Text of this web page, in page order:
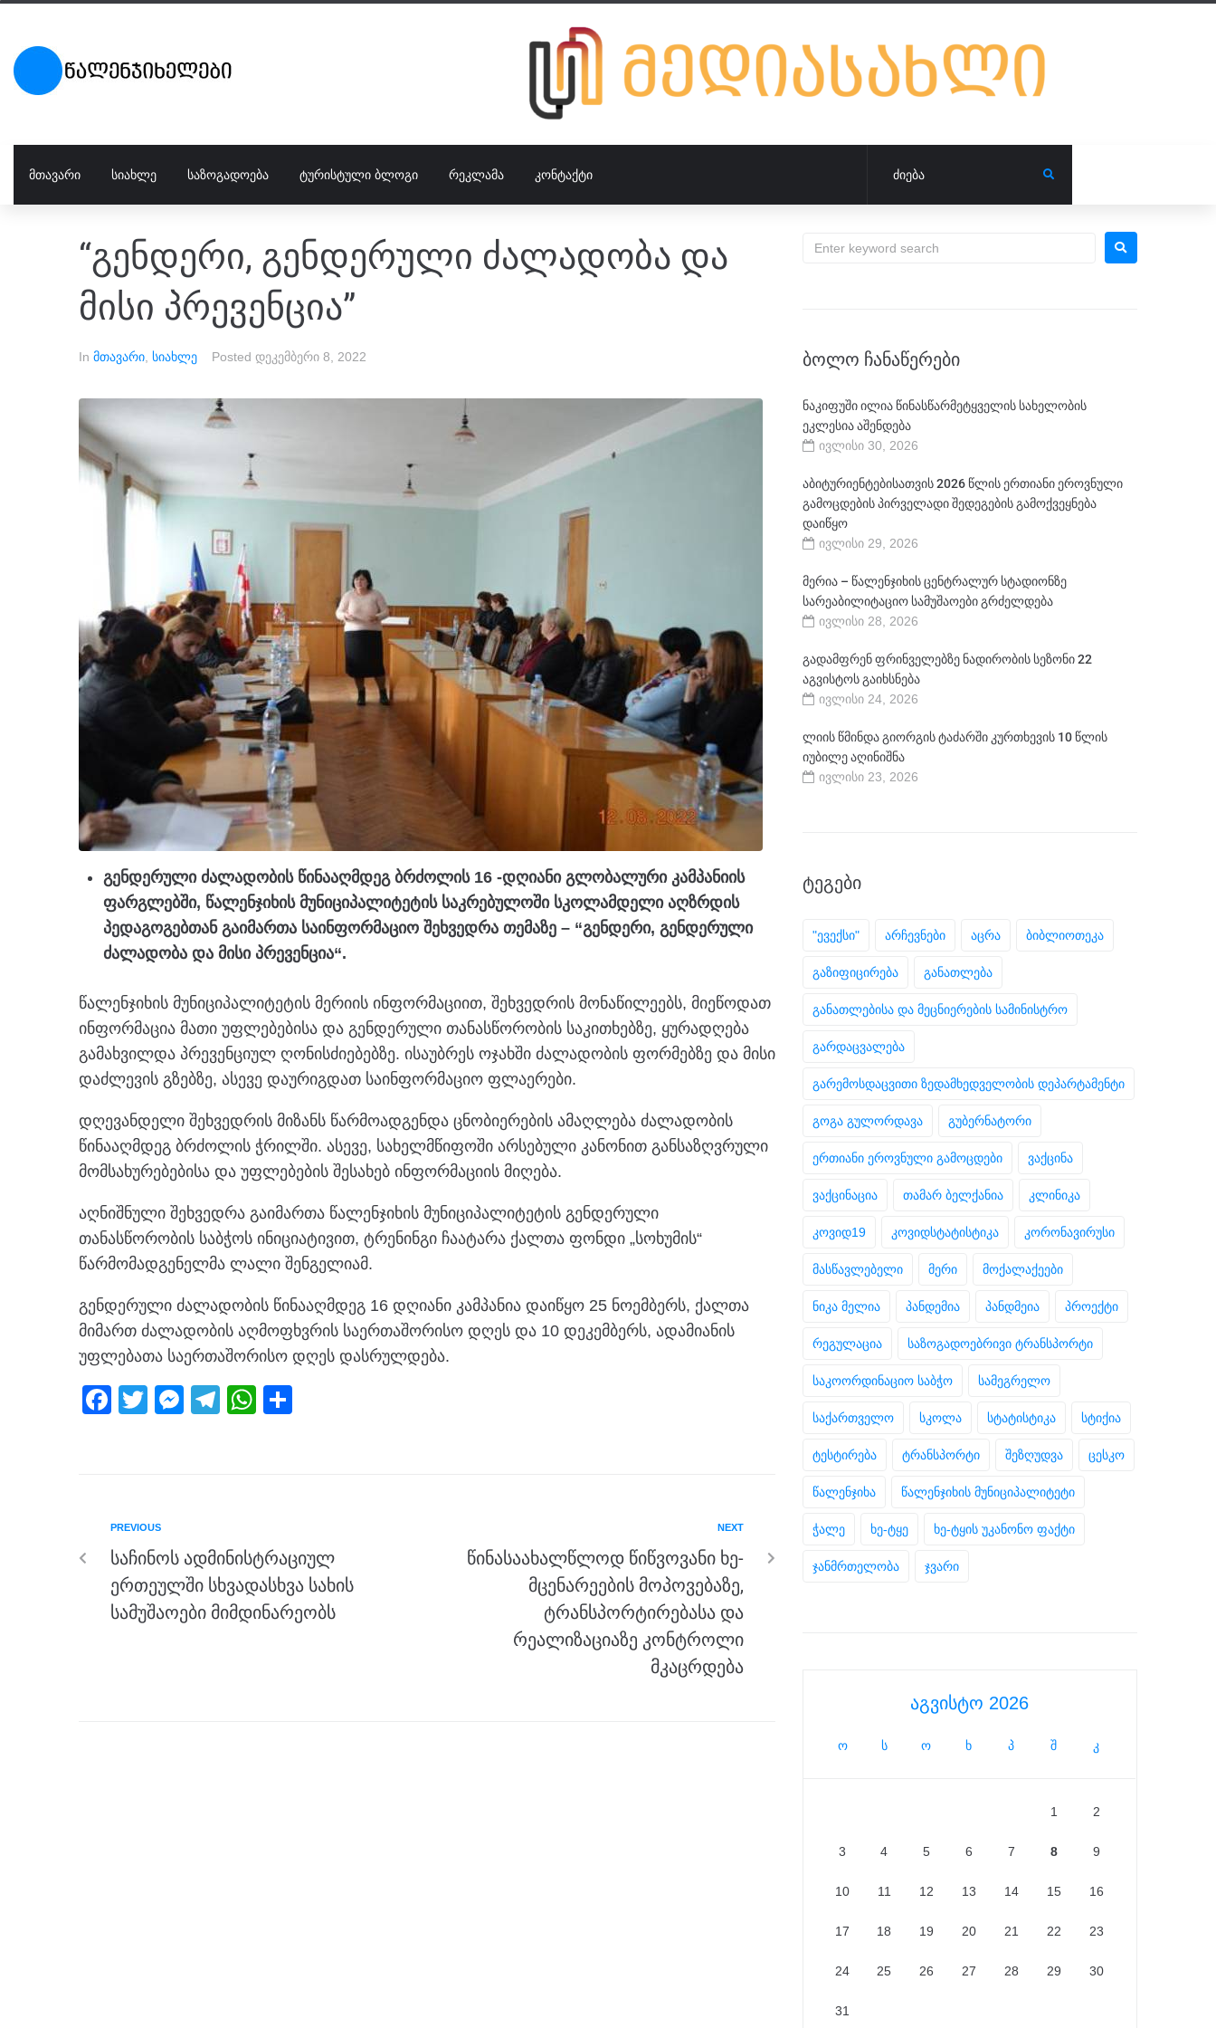
ᲛᲗᲐᲕᲐᲠᲘ ᲡᲘᲐᲮᲚᲔ ᲡᲐᲖᲝᲒᲐᲓᲝᲔᲑᲐ ᲢᲣᲠᲘᲡᲢᲣᲚᲘ ᲑᲚᲝᲒᲘ ᲠᲔᲙᲚᲐᲛᲐ ᲙᲝᲜᲢᲐᲥᲢᲘ
“გენდერი, გენდერული ძალადობა და
მისი პრევენცია”
In მთავარი სიახლე Posted დეკემბერი 8, 2022
გენდერული ძალადობის წინააღმდეგ ბრძოლის 16 -დღიანი გლობალური კამპანიის
ფარგლებში, წალენჯიხის მუნიციპალიტეტის საკრებულოში სკოლამდელი აღზრდის
პედაგოგებთან გაიმართა საინფორმაციო შეხვედრა თემაზე – “გენდერი, გენდერული
ძალადობა და მისი პრევენცია“.
წალენჯიხის მუნიციპალიტეტის მერიის ინფორმაციით, შეხვედრის მონაწილეებს, მიეწოდათ
ინფორმაცია მათი უფლებებისა და გენდერული თანასწორობის საკითხებზე, ყურადღება
გამახვილდა პრევენციულ ღონისძიებებზე. ისაუბრეს ოჯახში ძალადობის ფორმებზე და მისი
დაძლევის გზებზე, ასევე დაურიგდათ საინფორმაციო ფლაერები.
დღევანდელი შეხვედრის მიზანს წარმოადგენდა ცნობიერების ამაღლება ძალადობის
წინააღმდეგ ბრძოლის ჭრილში. ასევე, სახელმწიფოში არსებული კანონით განსაზღვრული
მომსახურებებისა და უფლებების შესახებ ინფორმაციის მიღება.
აღნიშნული შეხვედრა გაიმართა წალენჯიხის მუნიციპალიტეტის გენდერული
თანასწორობის საბჭოს ინიციატივით, ტრენინგი ჩაატარა ქალთა ფონდი „სოხუმის“
წარმომადგენელმა ლალი შენგელიამ.
გენდერული ძალადობის წინააღმდეგ 16 დღიანი კამპანია დაიწყო 25 ნოემბერს, ქალთა
მიმართ ძალადობის აღმოფხვრის საერთაშორისო დღეს და 10 დეკემბერს, ადამიანის
უფლებათა საერთაშორისო დღეს დასრულდება.
F
b
o
o
k
T
M
er
T
m
W
p
p
PREVIOUS
საჩინოს ადმინისტრაციულ
ერთეულში სხვადასხვა სახის
სამუშაოები მიმდინარეობს
NEXT
წინასაახალწლოდ წიწვოვანი ხე-
მცენარეების მოპოვებაზე,
ტრანსპორტირებასა და
რეალიზაციაზე კონტროლი
მკაცრდება
ᲑᲝᲚᲝ ᲩᲐᲜᲐᲬᲔᲠᲔᲑᲘ
ნაკიფუში ილია წინასწარმეტყველის სახელობის
ეკლესია აშენდება
ივლისი 30, 2026
აბიტურიენტებისათვის 2026 წლის ერთიანი ეროვნული
გამოცდების პირველადი შედეგების გამოქვეყნება
დაიწყო
ივლისი 29, 2026
მერია – წალენჯიხის ცენტრალურ სტადიონზე
სარეაბილიტაციო სამუშაოები გრძელდება
ივლისი 28, 2026
გადამფრენ ფრინველებზე ნადირობის სეზონი 22
აგვისტოს გაიხსნება
ივლისი 24, 2026
ლიის წმინდა გიორგის ტაძარში კურთხევის 10 წლის
იუბილე აღინიშნა
ივლისი 23, 2026
ᲢᲔᲒᲔᲑᲘ
"ევექსი" არჩევნები აცრა ბიბლიოთეკა
გაზიფიცირება განათლება
განათლებისა და მეცნიერების სამინისტრო
გარდაცვალება
გარემოსდაცვითი ზედამხედველობის დეპარტამენტი
გოგა გულორდავა გუბერნატორი
ერთიანი ეროვნული გამოცდები ვაქცინა
ვაქცინაცია თამარ ბელქანია კლინიკა
კოვიდ19 კოვიდსტატისტიკა კორონავირუსი
მასწავლებელი მერი მოქალაქეები
ნიკა მელია პანდემია პანდმეია პროექტი
რეგულაცია საზოგადოებრივი ტრანსპორტი
საკოორდინაციო საბჭო სამეგრელო
საქართველო სკოლა სტატისტიკა სტიქია
ტესტირება ტრანსპორტი შეზღუდვა ცესკო
წალენჯიხა წალენჯიხის მუნიციპალიტეტი
ჭალე ხე-ტყე ხე-ტყის უკანონო ფაქტი
ჯანმრთელობა ჯვარი
აგვისტო 2026
ო ს ო ხ პ შ კ
1 2
3 4 5 6 7 8 9
10 11 12 13 14 15 16
17 18 19 20 21 22 23
24 25 26 27 28 29 30
31